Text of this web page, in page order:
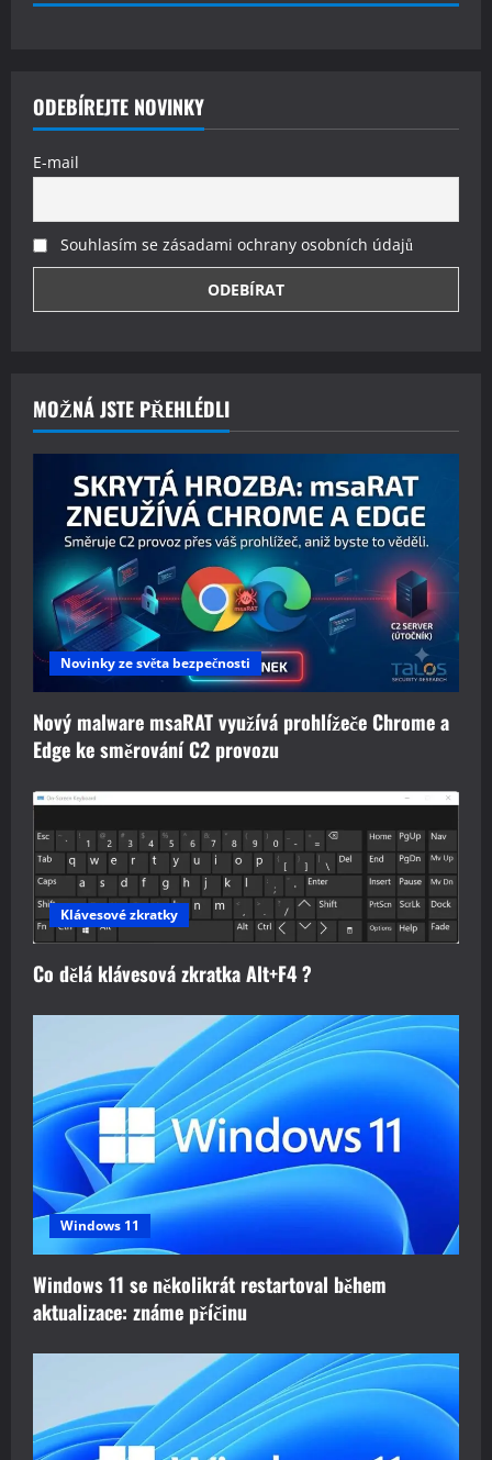
ODEBÍREJTE NOVINKY
E-mail
Souhlasím se zásadami ochrany osobních údajů
MOŽNÁ JSTE PŘEHLÉDLI
Novinky ze světa bezpečnosti
Nový malware msaRAT využívá prohlížeče Chrome a
Edge ke směrování C2 provozu
Klávesové zkratky
Co dělá klávesová zkratka Alt+F4 ?
Windows 11
Windows 11 se několikrát restartoval během
aktualizace: známe příčinu